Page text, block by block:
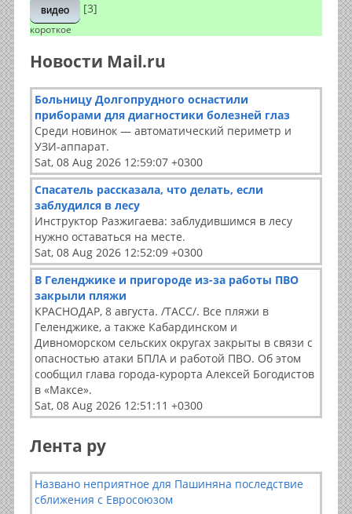
видео [3]
короткое
Новости Mail.ru
Больницу Долгопрудного оснастили
приборами для диагностики болезней глаз
Среди новинок — автоматический периметр и
УЗИ-аппарат.
Sat, 08 Aug 2026 12:59:07 +0300
Спасатель рассказала, что делать, если
заблудился в лесу
Инструктор Разжигаева: заблудившимся в лесу
нужно оставаться на месте.
Sat, 08 Aug 2026 12:52:09 +0300
В Геленджике и пригороде из-за работы ПВО
закрыли пляжи
КРАСНОДАР, 8 августа. /ТАСС/. Все пляжи в
Геленджике, а также Кабардинском и
Дивноморском сельских округах закрыты в связи с
опасностью атаки БПЛА и работой ПВО. Об этом
сообщил глава города-курорта Алексей Богодистов
в «Максе».
Sat, 08 Aug 2026 12:51:11 +0300
Лента ру
Названо неприятное для Пашиняна последствие
сближения с Евросоюзом